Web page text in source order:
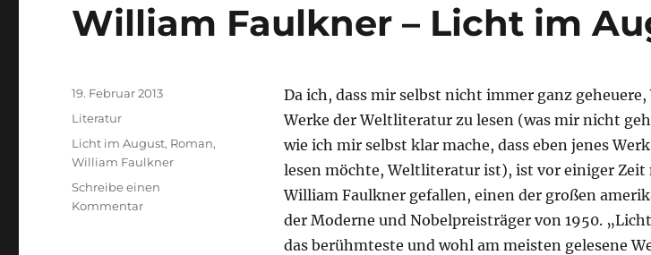
William Faulkner – Licht im
Da ich, dass mir selbst nicht immer ganz geheuere,
Werke der Weltliteratur zu lesen (was mir nicht
wie ich mir selbst klar mache, dass eben jenes
lesen möchte, Weltliteratur ist), ist vor einiger Zeit
William Faulkner gefallen, einen der großen
der Moderne und Nobelpreisträger von 1950.
das berühmteste und wohl am meisten gelesene
Veröffentlicht
am
19. Februar 2013
Kategorien
Literatur
Schlagwörter
Licht im August, Roman,
William Faulkner
Schreibe einen
Kommentarzu